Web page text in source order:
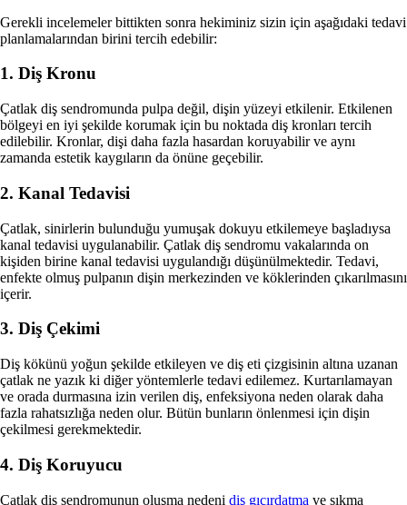
Gerekli incelemeler bittikten sonra hekiminiz sizin için aşağıdaki tedavi
planlamalarından birini tercih edebilir:
1. Diş Kronu
Çatlak diş sendromunda pulpa değil, dişin yüzeyi etkilenir. Etkilenen
bölgeyi en iyi şekilde korumak için bu noktada diş kronları tercih
edilebilir. Kronlar, dişi daha fazla hasardan koruyabilir ve aynı
zamanda estetik kaygıların da önüne geçebilir.
2. Kanal Tedavisi
Çatlak, sinirlerin bulunduğu yumuşak dokuyu etkilemeye başladıysa
kanal tedavisi uygulanabilir. Çatlak diş sendromu vakalarında on
kişiden birine kanal tedavisi uygulandığı düşünülmektedir. Tedavi,
enfekte olmuş pulpanın dişin merkezinden ve köklerinden çıkarılmasını
içerir.
3. Diş Çekimi
Diş kökünü yoğun şekilde etkileyen ve diş eti çizgisinin altına uzanan
çatlak ne yazık ki diğer yöntemlerle tedavi edilemez. Kurtarılamayan
ve orada durmasına izin verilen diş, enfeksiyona neden olarak daha
fazla rahatsızlığa neden olur. Bütün bunların önlenmesi için dişin
çekilmesi gerekmektedir.
4. Diş Koruyucu
Çatlak diş sendromunun oluşma nedeni diş gıcırdatma ve sıkma